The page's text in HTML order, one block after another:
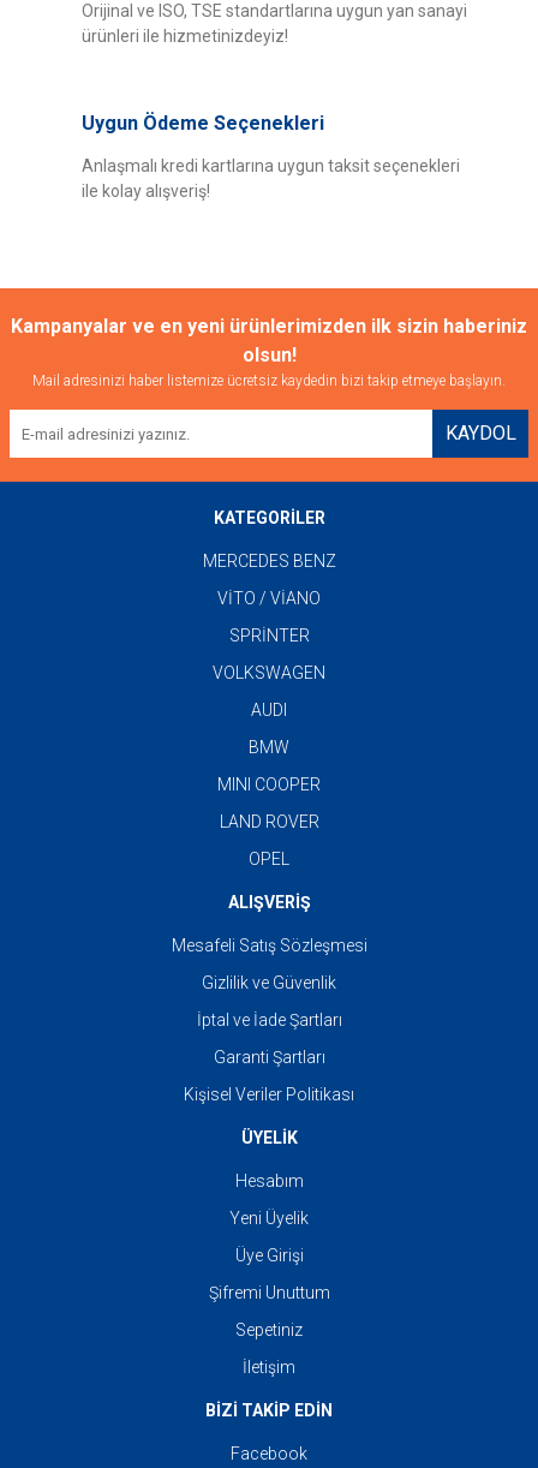
Orijinal ve ISO, TSE standartlarına uygun yan sanayi
ürünleri ile hizmetinizdeyiz!
Uygun Ödeme Seçenekleri
Anlaşmalı kredi kartlarına uygun taksit seçenekleri
ile kolay alışveriş!
Kampanyalar ve en yeni ürünlerimizden ilk sizin haberiniz
olsun!
Mail adresinizi haber listemize ücretsiz kaydedin bizi takip etmeye başlayın.
KAYDOL
KATEGORİLER
MERCEDES BENZ
VİTO / VİANO
SPRİNTER
VOLKSWAGEN
AUDI
BMW
MINI COOPER
LAND ROVER
OPEL
ALIŞVERİŞ
Mesafeli Satış Sözleşmesi
Gizlilik ve Güvenlik
İptal ve İade Şartları
Garanti Şartları
Kişisel Veriler Politikası
ÜYELİK
Hesabım
Yeni Üyelik
Üye Girişi
Şifremi Unuttum
Sepetiniz
İletişim
BİZİ TAKİP EDİN
Facebook